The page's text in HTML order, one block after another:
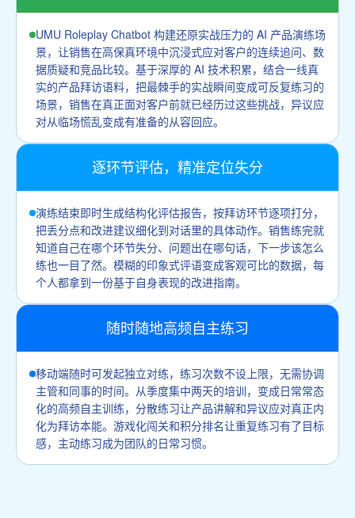
UMU Roleplay Chatbot 构建还原实战压力的 AI 产品演练场
景，让销售在高保真环境中沉浸式应对客户的连续追问、数
据质疑和竞品比较。基于深厚的 AI 技术积累，结合一线真
实的产品拜访语料，把最棘手的实战瞬间变成可反复练习的
场景，销售在真正面对客户前就已经历过这些挑战，异议应
对从临场慌乱变成有准备的从容回应。
逐环节评估，精准定位失分
演练结束即时生成结构化评估报告，按拜访环节逐项打分，
把丢分点和改进建议细化到对话里的具体动作。销售练完就
知道自己在哪个环节失分、问题出在哪句话，下一步该怎么
练也一目了然。模糊的印象式评语变成客观可比的数据，每
个人都拿到一份基于自身表现的改进指南。
随时随地高频自主练习
移动端随时可发起独立对练，练习次数不设上限，无需协调
主管和同事的时间。从季度集中两天的培训，变成日常常态
化的高频自主训练，分散练习让产品讲解和异议应对真正内
化为拜访本能。游戏化闯关和积分排名让重复练习有了目标
感，主动练习成为团队的日常习惯。